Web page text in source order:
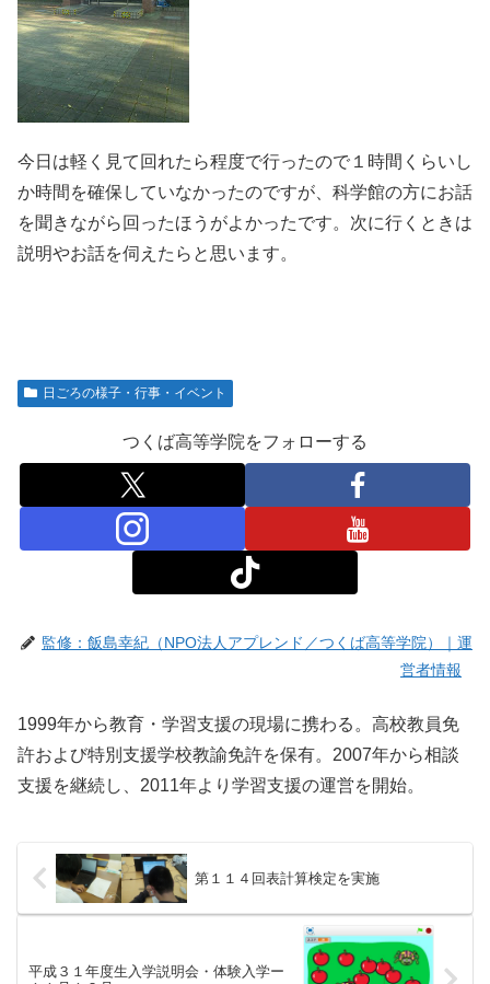
今日は軽く見て回れたら程度で行ったので１時間くらいし
か時間を確保していなかったのですが、科学館の方にお話
を聞きながら回ったほうがよかったです。次に行くときは
説明やお話を伺えたらと思います。
日ごろの様子・行事・イベント
つくば高等学院をフォローする
監修：飯島幸紀（NPO法人アプレンド／つくば高等学院）｜運
営者情報
1999年から教育・学習支援の現場に携わる。高校教員免
許および特別支援学校教諭免許を保有。2007年から相談
支援を継続し、2011年より学習支援の運営を開始。
第１１４回表計算検定を実施
平成３１年度生入学説明会・体験入学ー